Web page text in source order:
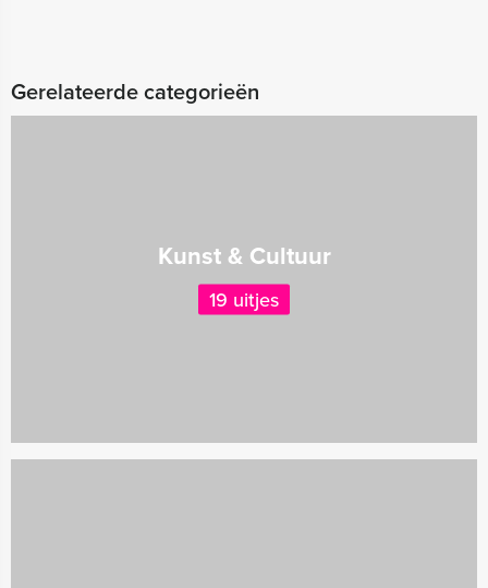
Gerelateerde categorieën
Kunst & Cultuur
19 uitjes